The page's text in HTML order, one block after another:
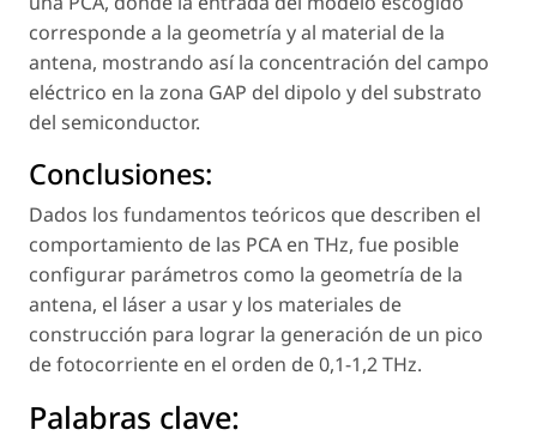
corresponde a la geometría y al material de la
antena, mostrando así la concentración del campo
eléctrico en la zona GAP del dipolo y del substrato
del semiconductor.
Conclusiones:
Dados los fundamentos teóricos que describen el
comportamiento de las PCA en THz, fue posible
configurar parámetros como la geometría de la
antena, el láser a usar y los materiales de
construcción para lograr la generación de un pico
de fotocorriente en el orden de 0,1-1,2 THz.
Palabras clave: